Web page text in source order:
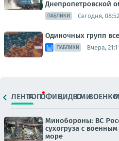
Днепропетровской
ПАБЛИКИ Сегодня, 08:52
Одиночных групп
ПАБЛИКИ Вчера,
ЛЕНТАТОПОФИЦ.ВИДЕОСМИ
Минобороны: ВС
сухогруза с
море